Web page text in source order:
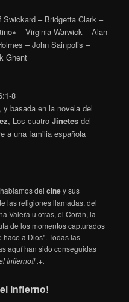
Swickard – Bridgetta Clark –
– Virginia Warwick – Alan
– John Sainpolis –
Ghent
8
, y basada en la novela del
, Los cuatroJinetes del
a una familia española
hablamos delciney sus
las religiones llamadas, del
Valera u otras, el Corán, la
de los momentos capturados
a Dios". Todas las
aquí han sido conseguidas
Infierno!! .+.
Infierno!